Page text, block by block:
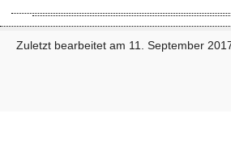
Zuletzt bearbeitet am 11. September